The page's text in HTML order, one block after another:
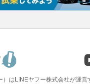
）はLINEヤフー株式会社が運営